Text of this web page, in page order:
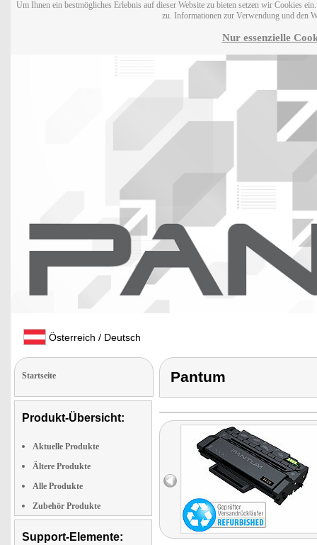
Um Ihnen ein bestmögliches Erlebnis auf dieser Website zu bieten setzen wir Cookies
zu. Informationen zur Verwendung und den
Nur essenzielle
Österreich / Deutsch
Startseite
Produkt-Übersicht:
Aktuelle Produkte
Ältere Produkte
Alle Produkte
Zubehör Produkte
Support-Elemente:
Pantum